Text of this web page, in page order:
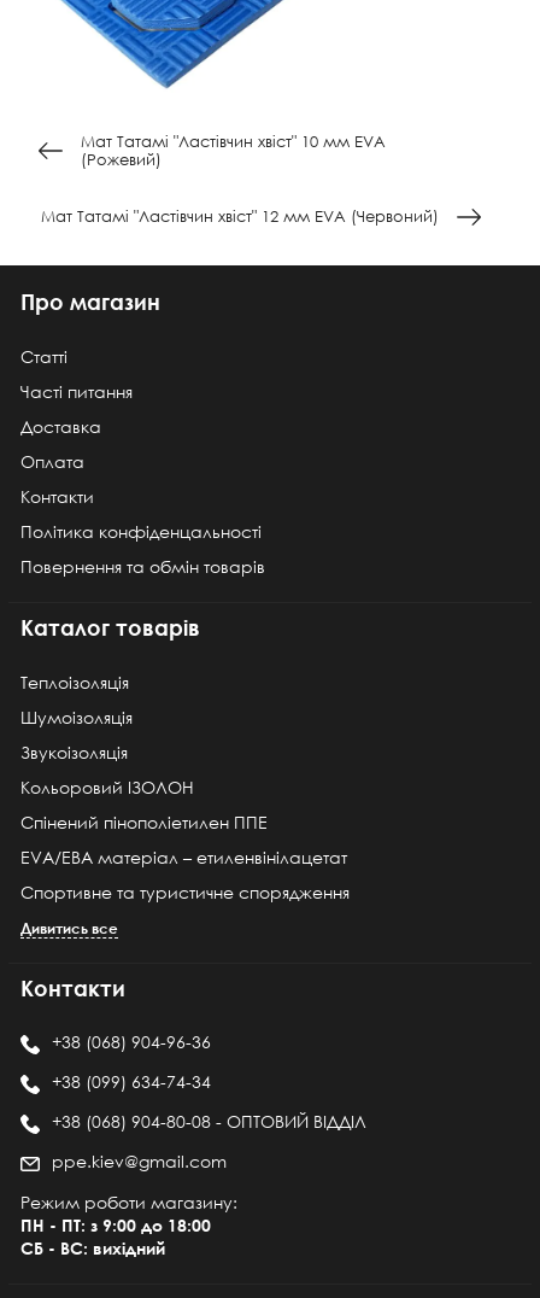
Мат Татамі "Ластівчин хвіст" 10 мм EVA
(Рожевий)
Мат Татамі "Ластівчин хвіст" 12 мм EVA (Червоний)
Про магазин
Статті
Часті питання
Доставка
Оплата
Контакти
Політика конфіденцальності
Повернення та обмін товарів
Каталог товарів
Теплоізоляція
Шумоізоляція
Звукоізоляція
Кольоровий ІЗОЛОН
Спінений пінополіетилен ППЕ
EVA/ЕВА матеріал – етиленвінілацетат
Спортивне та туристичне спорядження
Дивитись все
Контакти
+38 (068) 904-96-36
+38 (099) 634-74-34
+38 (068) 904-80-08 - ОПТОВИЙ ВІДДІЛ
ppe.kiev@gmail.com
Режим роботи магазину:
ПН - ПТ: з 9:00 до 18:00
СБ - ВС: вихідний